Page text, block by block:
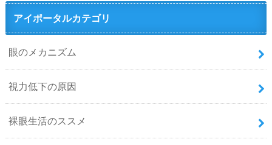
アイポータルカテゴリ
眼のメカニズム
視力低下の原因
裸眼生活のススメ